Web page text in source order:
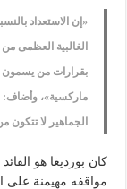
«إن الاستعداد
الغالبية العظمى
بقرارات من يسمون
ماركسية»، وأضاف:
الجماهير لا تتكون
كان بورديغا هو
مواقفه مهيمنة